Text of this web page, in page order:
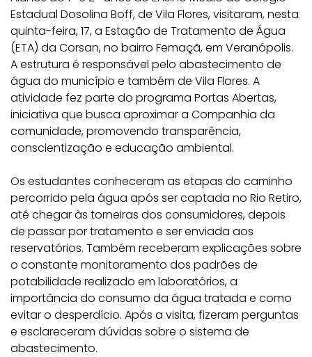
Estadual Dosolina Boff, de Vila Flores, visitaram, nesta
quinta-feira, 17, a Estação de Tratamento de Água
(ETA) da Corsan, no bairro Femaçã, em Veranópolis.
A estrutura é responsável pelo abastecimento de
água do município e também de Vila Flores. A
atividade fez parte do programa Portas Abertas,
iniciativa que busca aproximar a Companhia da
comunidade, promovendo transparência,
conscientização e educação ambiental.
Os estudantes conheceram as etapas do caminho
percorrido pela água após ser captada no Rio Retiro,
até chegar às torneiras dos consumidores, depois
de passar por tratamento e ser enviada aos
reservatórios. Também receberam explicações sobre
o constante monitoramento dos padrões de
potabilidade realizado em laboratórios, a
importância do consumo da água tratada e como
evitar o desperdício. Após a visita, fizeram perguntas
e esclareceram dúvidas sobre o sistema de
abastecimento.